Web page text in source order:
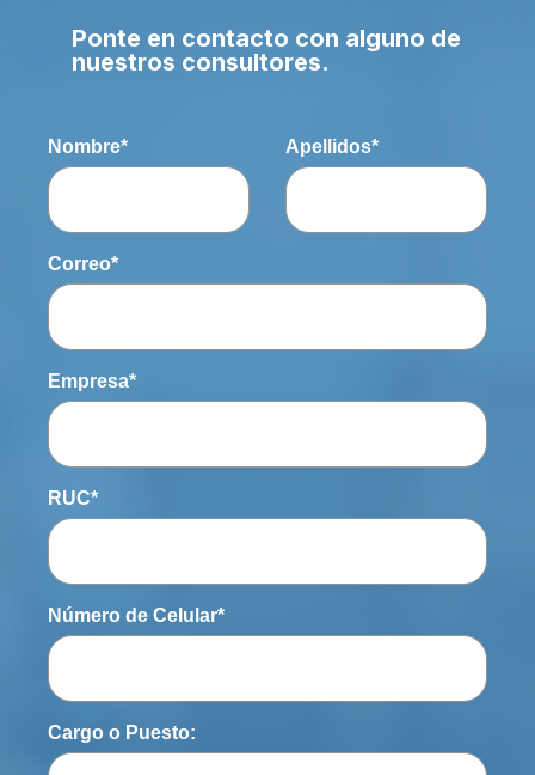
Ponte en contacto con alguno de
nuestros consultores.
Nombre* Apellidos*
Correo*
Empresa*
RUC*
Número de Celular*
Cargo o Puesto: